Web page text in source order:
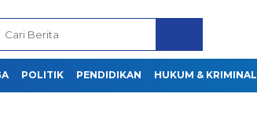
POLITIK PENDIDIKAN HUKUM & KRIMINAL